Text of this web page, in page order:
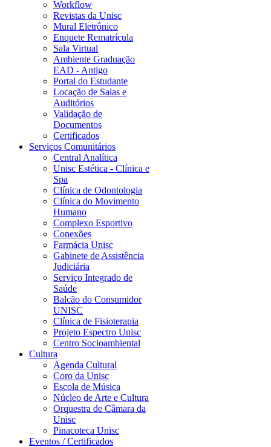
Workflow
Revistas da Unisc
Mural Eletrônico
Enquete Rematrícula
Sala Virtual
Ambiente Graduação
EAD - Antigo
Portal do Estudante
Locação de Salas e
Auditórios
Validação de
Documentos
Certificados
Serviços Comunitários
Central Analítica
Unisc Estética - Clínica e
Spa
Clínica de Odontologia
Clínica do Movimento
Humano
Complexo Esportivo
Conexões
Farmácia Unisc
Gabinete de Assistência
Judiciária
Serviço Integrado de
Saúde
Balcão do Consumidor
UNISC
Clínica de Fisioterapia
Projeto Espectro Unisc
Centro Socioambiental
Cultura
Agenda Cultural
Coro da Unisc
Escola de Música
Núcleo de Arte e Cultura
Orquestra de Câmara da
Unisc
Pinacoteca Unisc
Eventos / Certificados